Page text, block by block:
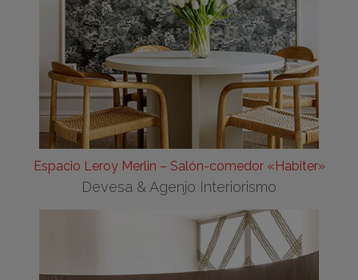
Espacio Leroy Merlin – Salón-comedor «Habiter»
Devesa & Agenjo Interiorismo